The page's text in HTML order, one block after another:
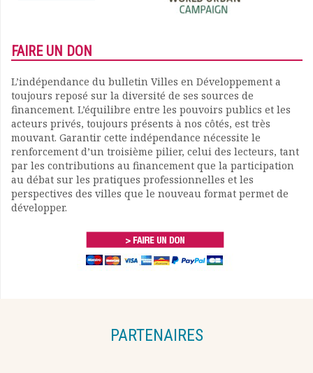
FAIRE UN DON
L’indépendance du bulletin Villes en Développement a
toujours reposé sur la diversité de ses sources de
financement. L’équilibre entre les pouvoirs publics et les
acteurs privés, toujours présents à nos côtés, est très
mouvant. Garantir cette indépendance nécessite le
renforcement d’un troisième pilier, celui des lecteurs, tant
par les contributions au financement que la participation
au débat sur les pratiques professionnelles et les
perspectives des villes que le nouveau format permet de
développer.
PARTENAIRES